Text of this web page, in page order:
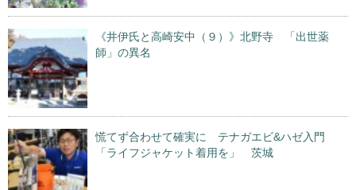
《井伊氏と高崎安中（９）》北野寺 「出世薬
師」の異名
慌てず合わせて確実に テナガエビ&ハゼ入門
「ライフジャケット着用を」 茨城